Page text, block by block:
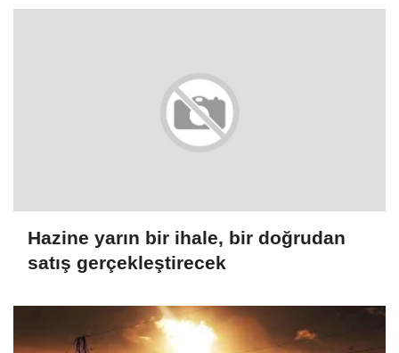
Hazine yarın bir ihale, bir doğrudan
satış gerçekleştirecek